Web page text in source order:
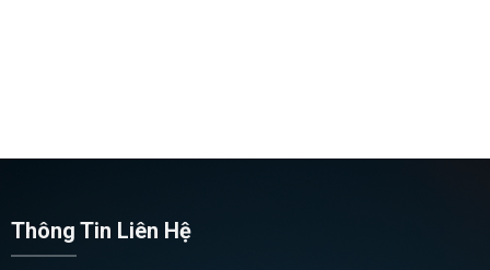
Thông Tin Liên Hệ